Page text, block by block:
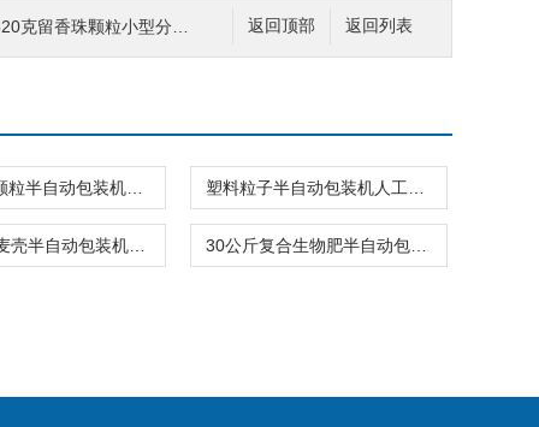
返回列表
返回顶部
留香珠颗粒小型分装机